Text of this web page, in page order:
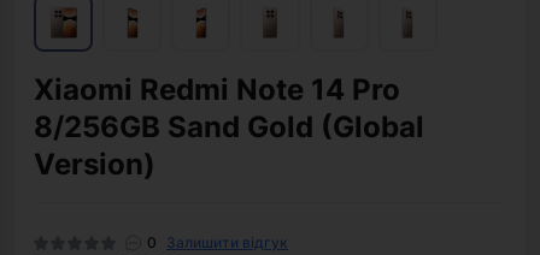
Xiaomi Redmi Note 14 Pro
8/256GB Sand Gold (Global
Version)
0
Залишити відгук